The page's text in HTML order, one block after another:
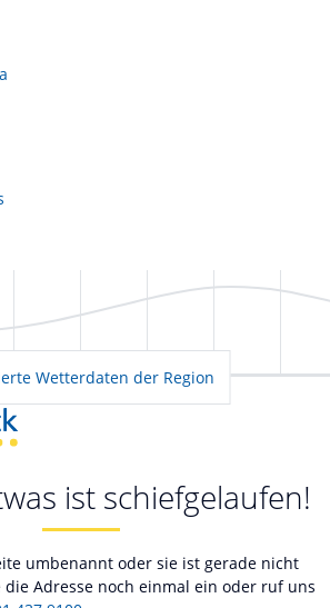
Wetterdaten der Region
ist schiefgelaufen!
umbenannt oder sie ist gerade nicht
Adresse noch einmal ein oder ruf uns